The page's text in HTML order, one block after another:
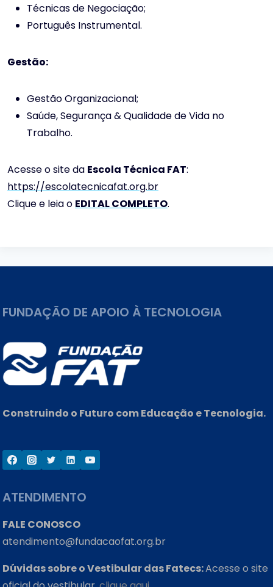
Técnicas de Negociação;
Português Instrumental.
Gestão:
Gestão Organizacional;
Saúde, Segurança & Qualidade de Vida no
Trabalho.
Acesse o site da Escola Técnica FAT:
https://escolatecnicafat.org.br
Clique e leia o EDITAL COMPLETO.
FUNDAÇÃO DE APOIO À TECNOLOGIA
Construindo o Futuro com Educação e Tecnologia.
ATENDIMENTO
FALE CONOSCO
atendimento@fundacaofat.org.br
Dúvidas sobre o Vestibular das Fatecs:Acesse o site